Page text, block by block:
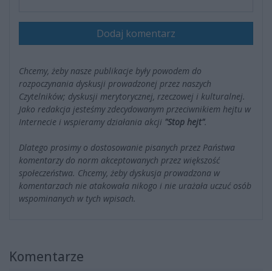
Dodaj komentarz
Chcemy, żeby nasze publikacje były powodem do
rozpoczynania dyskusji prowadzonej przez naszych
Czytelników; dyskusji merytorycznej, rzeczowej i kulturalnej.
Jako redakcja jesteśmy zdecydowanym przeciwnikiem hejtu w
Internecie i wspieramy działania akcji "Stop hejt".
Dlatego prosimy o dostosowanie pisanych przez Państwa
komentarzy do norm akceptowanych przez większość
społeczeństwa. Chcemy, żeby dyskusja prowadzona w
komentarzach nie atakowała nikogo i nie urażała uczuć osób
wspominanych w tych wpisach.
Komentarze